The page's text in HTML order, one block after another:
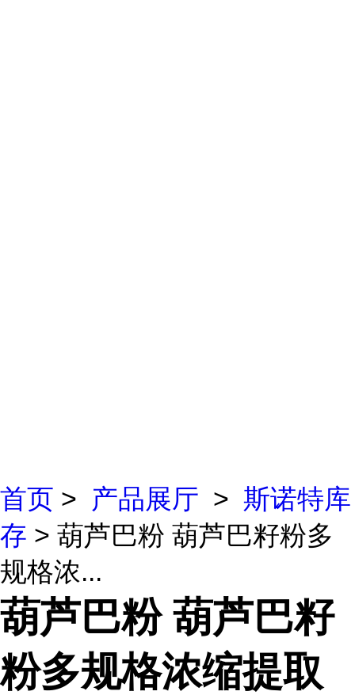
首页 > 产品展厅 > 斯诺特库
存 > 葫芦巴粉 葫芦巴籽粉多
规格浓...
葫芦巴粉 葫芦巴籽
粉多规格浓缩提取